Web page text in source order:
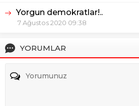
Yorgun demokratlar!..
7 Ağustos 2020 09:38
YORUMLAR